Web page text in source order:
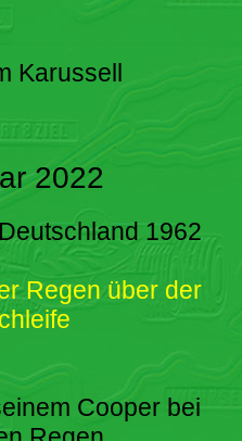
Karussell
2022
1962
Regen über der
Cooper bei